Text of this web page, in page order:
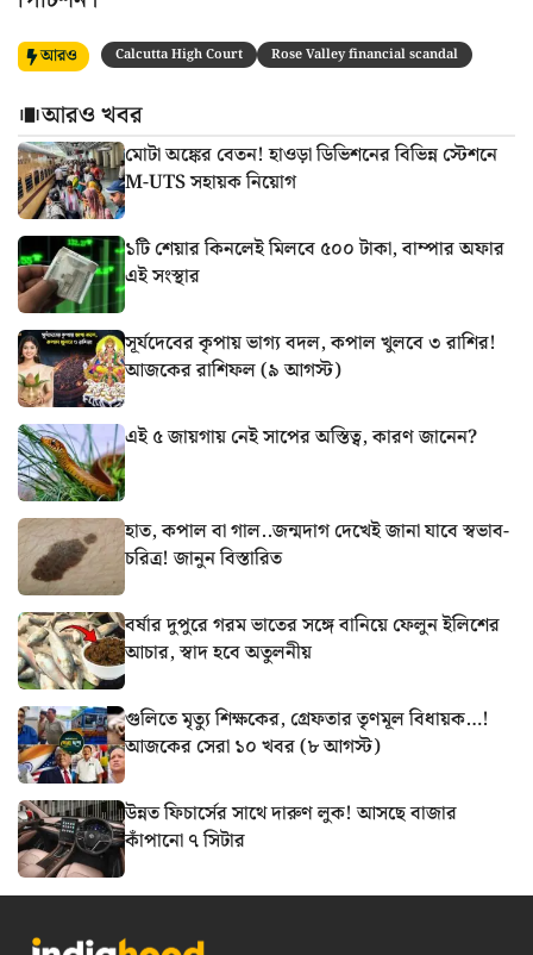
আরও Calcutta High Court Rose Valley financial scandal
আরও খবর
মোটা অঙ্কের বেতন! হাওড়া ডিভিশনের বিভিন্ন স্টেশনে
M-UTS সহায়ক নিয়োগ
১টি শেয়ার কিনলেই মিলবে ৫০০ টাকা, বাম্পার অফার
এই সংস্থার
সূর্যদেবের কৃপায় ভাগ্য বদল, কপাল খুলবে ৩ রাশির!
আজকের রাশিফল (৯ আগস্ট)
এই ৫ জায়গায় নেই সাপের অস্তিত্ব, কারণ জানেন?
হাত, কপাল বা গাল..জন্মদাগ দেখেই জানা যাবে স্বভাব-
চরিত্র! জানুন বিস্তারিত
বর্ষার দুপুরে গরম ভাতের সঙ্গে বানিয়ে ফেলুন ইলিশের
আচার, স্বাদ হবে অতুলনীয়
গুলিতে মৃত্যু শিক্ষকের, গ্রেফতার তৃণমূল বিধায়ক…!
আজকের সেরা ১০ খবর (৮ আগস্ট)
উন্নত ফিচার্সের সাথে দারুণ লুক! আসছে বাজার
কাঁপানো ৭ সিটার